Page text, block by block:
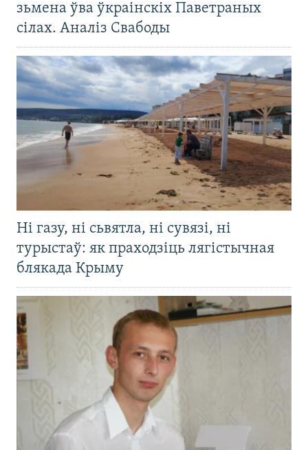
зьмена ўва ўкраінскіх Паветраных
сілах. Аналіз Свабоды
Ні газу, ні сьвятла, ні сувязі, ні
турыстаў: як праходзіць лягістычная
блякада Крыму